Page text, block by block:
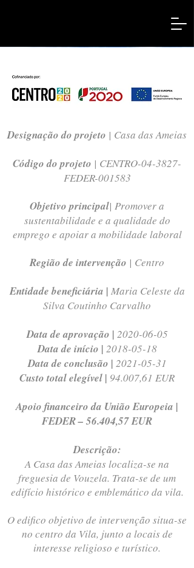
Designação do projeto | Casa das Ameias
Código do projeto | CENTRO-04-3827-
FEDER-001583
Objetivo principal| Promover a
sustentabilidade e a qualidade do
emprego e apoiar a mobilidade laboral
Região de intervenção | Centro
Entidade beneficiária | Maria Celeste da
Silva Coutinho Carvalho
Data de aprovação | 2020-06-05
Data de início | 2018-05-18
Data de conclusão | 2021-05-31
Custo total elegível | 94.007,61 EUR
Apoio financeiro da União Europeia |
FEDER – 56.404,57 EUR
Descrição:
A Casa das Ameias localiza-se na
freguesia de Vouzela. Trata-se de um
edifício histórico e emblemático da vila.
O edifico objetivo de intervenção situa-se
no centro da Vila, junto a locais de
interesse religioso e turístico.